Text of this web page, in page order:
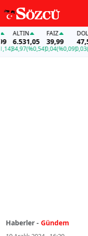
ALTIN
6.531,05
34,97(%0,54)
FAİZ
39,99
0,04(%0,09)
47,59
0,03
Haberler - Gündem